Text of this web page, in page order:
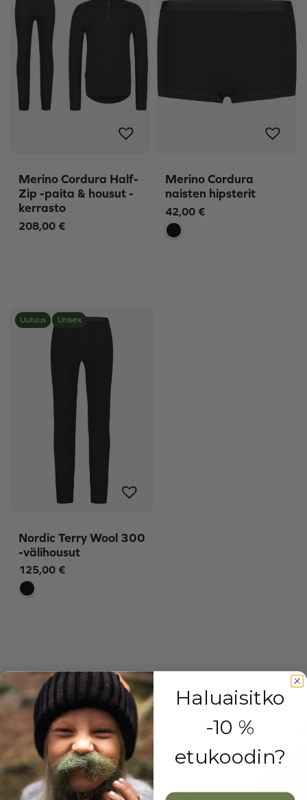
Merino Cordura Half-
Zip -paita & housut -
kerrasto
208,00 €
Merino Cordura
naisten hipsterit
42,00 €
Uutuus Unisex
Nordic Terry Wool 300
-välihousut
125,00 €
Haluaisitko
-10 %
etukoodin?